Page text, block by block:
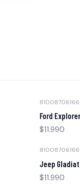
Ford
$11.990
Jeep
$11.990